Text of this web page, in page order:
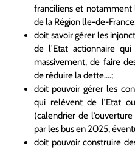
franciliens et notamment
de la Région lle-de-
doit savoir gérer les
de l’Etat actionnaire
massivement, de faire
de réduire la dette….;
doit pouvoir gérer les
qui relèvent de l’Etat
(calendrier de
par les bus en 2025,
doit pouvoir construire